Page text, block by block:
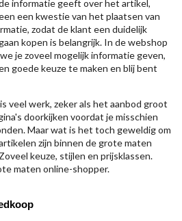
informatie geeft over het artikel,
een kwestie van het plaatsen van
zodat de klant een duidelijk
kopen is belangrijk. In de webshop
je zoveel mogelijk informatie geven,
goede keuze te maken en blij bent
veel werk, zeker als het aanbod groot
doorkijken voordat je misschien
Maar wat is het toch geweldig om
zijn binnen de grote maten
keuze, stijlen en prijsklassen.
maten online-shopper.